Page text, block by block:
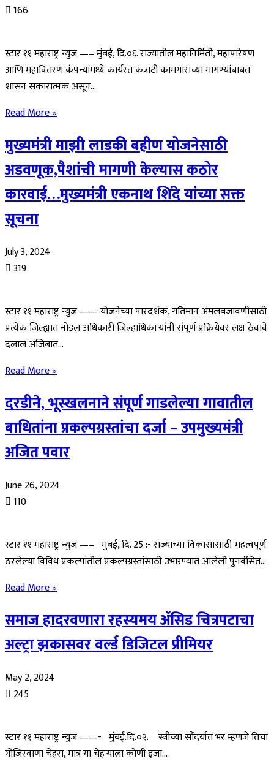
166
स्टार ११ महाराष्ट्र न्युज —– मुंबई, दि.०६. राज्यातील महानिर्मिती, महापारेषण
आणि महावितरण कंपन्यांमध्ये कार्यरत कंत्राटी कामगारांच्या मागण्यांबाबत
शासन सकारात्मक असून…
Read More »
मुख्यमंत्री माझी लाडकी बहीण योजनेसाठी
अडवणूक,पैशांची मागणी केल्यास कठोर
कारवाई…मुख्यमंत्री एकनाथ शिंदे यांच्या सक्त
सूचना
July 3, 2024
319
स्टार ११ महाराष्ट्र न्युज —— योजनेच्या पारदर्शक, गतिमान अंमलबजावणीसाठी
प्रत्येक जिल्ह्यात नोडल अधिकारी जिल्हाधिकाऱ्यांनी संपूर्ण प्रक्रियेवर लक्ष ठेवावे
दलाल अजिबात…
Read More »
दरडीने, भूस्खलनाने संपूर्ण गाडलेल्या गावातील
बाधितांना प्रकल्पग्रस्तांचा दर्जा – उपमुख्यमंत्री
अजित पवार
June 26, 2024
110
स्टार ११ महाराष्ट्र न्युज —– मुंबई, दि. 25 :- राज्याच्या विकासासाठी महत्वपूर्ण
ठरलेल्या विविध प्रकल्पांतील प्रकल्पग्रस्तांसाठी उभारण्यात आलेली पुनर्वसित…
Read More »
समाज हादरवणारा रहस्यमय ॲसिड चित्रपटाचा
अल्ट्रा झकासवर वर्ल्ड डिजिटल प्रीमियर
May 2, 2024
245
स्टार ११ महाराष्ट्र न्युज ——- मुंबई.दि.०२. स्त्रीच्या सौंदर्यात भर म्हणजे तिचा
गोजिरवाणा चेहरा, मात्र या चेहऱ्याला कोणी इजा…